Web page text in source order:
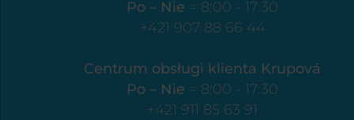
Po – Nie = 8:00 - 17:30
+421 907 88 66 44
Centrum obsługi klienta Krupová
Po – Nie = 8:00 - 17:30
+421 911 85 63 91